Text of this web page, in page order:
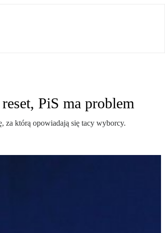
PiS ma problem
za którą opowiadają się tacy wyborcy.